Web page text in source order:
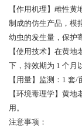
【作用机理】雌性
制成的仿生产品，模
幼虫的发生量，保护
【使用技术】在黄
下，持效期为 1 个月
【用量】监测：1 套
【环境毒理学】黄
用。
注意事项：